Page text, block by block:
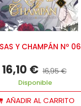
Y CHAMPÁN Nº 06
16,10 € 16,95 €
Disponible
AÑADIR AL CARRITO